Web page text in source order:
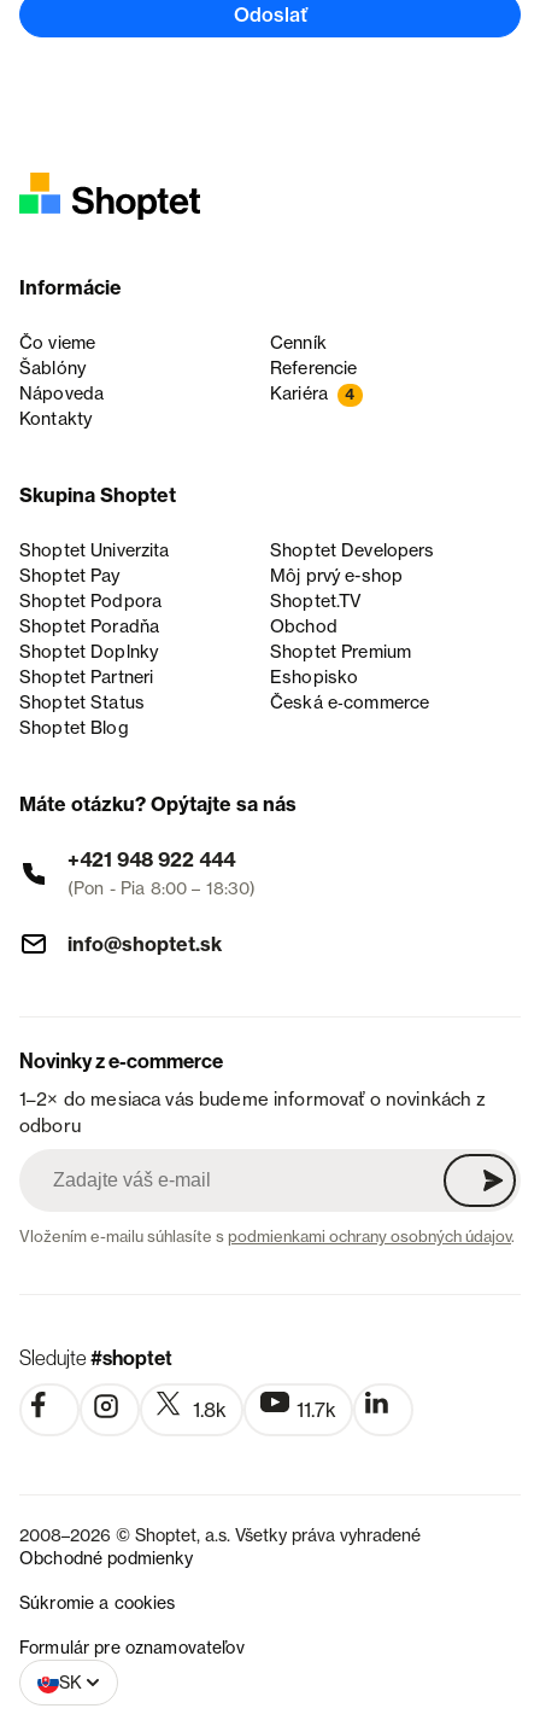
Odoslať
Informácie
Čo vieme
Cenník
Šablóny
Referencie
Nápoveda
Kariéra 4
Kontakty
Skupina Shoptet
Shoptet Univerzita
Shoptet Developers
Shoptet Pay
Môj prvý e-shop
Shoptet Podpora
Shoptet.TV
Shoptet Poradňa
Obchod
Shoptet Doplnky
Shoptet Premium
Shoptet Partneri
Eshopisko
Shoptet Status
Česká e‑commerce
Shoptet Blog
Máte otázku? Opýtajte sa nás
+421 948 922 444
(Pon - Pia 8:00 – 18:30)
info@shoptet.sk
Novinky z e-commerce
1–2× do mesiaca vás budeme informovať o novinkách z
odboru
Vložením e-mailu súhlasíte spodmienkami ochrany osobných údajov.
Sledujte#shoptet
1.8k 11.7k
2008–2026 © Shoptet, a.s. Všetky práva vyhradené
Obchodné podmienky
Súkromie a cookies
Formulár pre oznamovateľov
SK